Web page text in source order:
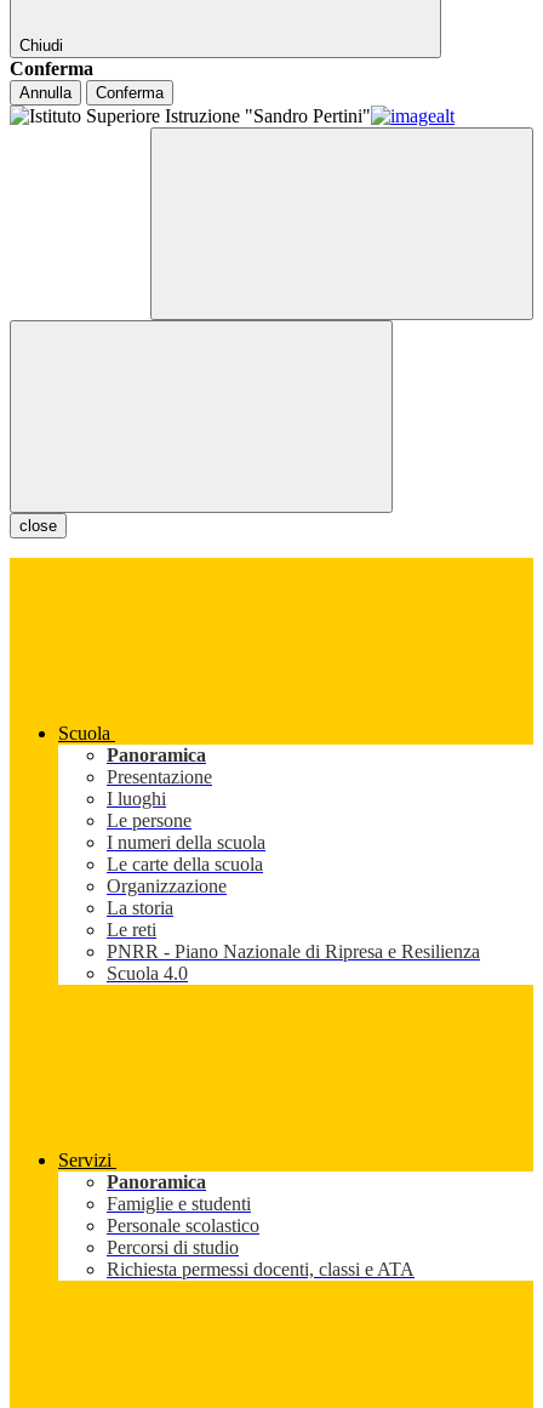
Chiudi
Conferma
Annulla Conferma
close
Scuola
Panoramica
Presentazione
I luoghi
Le persone
I numeri della scuola
Le carte della scuola
Organizzazione
La storia
Le reti
PNRR - Piano Nazionale di Ripresa e Resilienza
Scuola 4.0
Servizi
Panoramica
Famiglie e studenti
Personale scolastico
Percorsi di studio
Richiesta permessi docenti, classi e ATA